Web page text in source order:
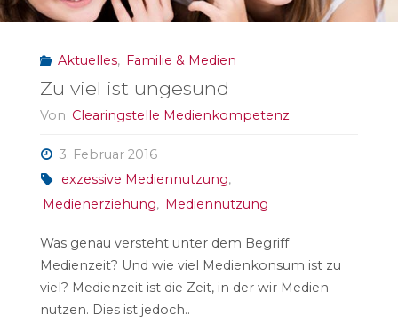
Aktuelles, Familie & Medien
Zu viel ist ungesund
Von Clearingstelle Medienkompetenz
3. Februar 2016
exzessive Mediennutzung,
Medienerziehung, Mediennutzung
Was genau versteht unter dem Begriff
Medienzeit? Und wie viel Medienkonsum ist zu
viel? Medienzeit ist die Zeit, in der wir Medien
nutzen. Dies ist jedoch..